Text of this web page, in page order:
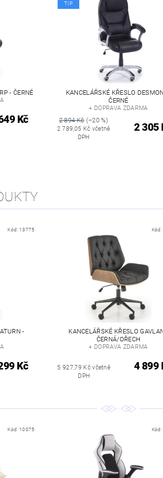
- ČERNÉ
Kč
TIP
KANCELÁŘSKÉ KŘESLO
ČERNÉ
+ DOPRAVA ZDARMA
2 894 Kč(–20 %)
2 789,05 Kč včetně
DPH
2 305
Kód: 13775
-
Kč
Kód:
KANCELÁŘSKÉ KŘESLO
ČERNÁ/OŘECH
+ DOPRAVA ZDARMA
5 927,79 Kč včetně
DPH
4 899
Kód: 10075 Kód: